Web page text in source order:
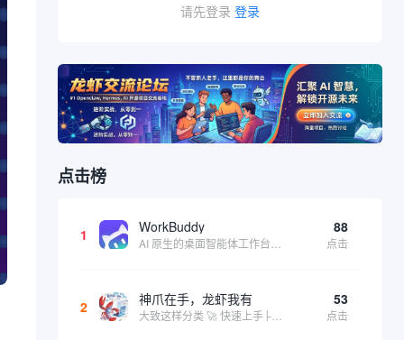
请先登录 登录
点击榜
1 WorkBuddy 88
点击
2 神爪在手，龙虾我有 53
点击